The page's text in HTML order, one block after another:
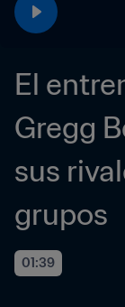
El
Gregg
sus
grupos
01:39